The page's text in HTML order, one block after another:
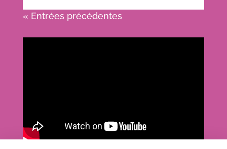
« Entrées précédentes